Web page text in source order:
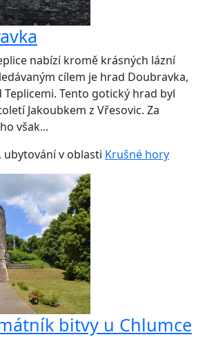
nabízí kromě krásných lázní
cílem je hrad Doubravka,
Tento gotický hrad byl
Jakoubkem z Vřesovic. Za
však...
ubytování v oblasti Krušné hory
bitvy u Chlumce